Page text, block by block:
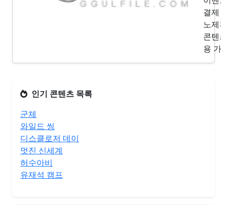
결제
노제
콘텐
용 가
인기 콘텐츠 목록
군체
와일드 씽
디스클로저 데이
멋진 신세계
허수아비
유재석 캠프